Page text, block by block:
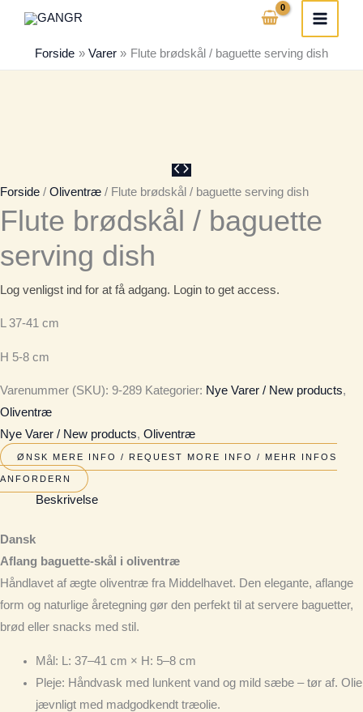
indholdetForside Varer Flute brødskål / baguette serving dish
Forside / Oliventræ / Flute brødskål / baguette serving dish
Flute brødskål / baguette
serving dish
Log venligst ind for at få adgang. Login to get access.
L 37-41 cm
H 5-8 cm
Varenummer (SKU): 9-289 Kategorier: Nye Varer / New products,
Oliventræ
Nye Varer / New products, Oliventræ
ØNSK MERE INFO / REQUEST MORE INFO / MEHR INFOS
ANFORDERN
Beskrivelse
Dansk
Aflang baguette-skål i oliventræ
Håndlavet af ægte oliventræ fra Middelhavet. Den elegante, aflange
form og naturlige åretegning gør den perfekt til at servere baguetter,
brød eller snacks med stil.
Mål : L: 37–41 cm × H: 5–8 cm
Pleje: Håndvask med lunkent vand og mild sæbe – tør af. Olie
jævnligt med madgodkendt træolie.